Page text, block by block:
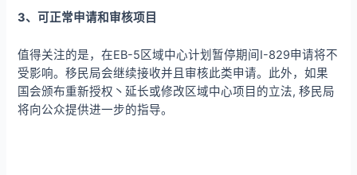
3、可正常申请和审核项目
值得关注的是，在EB-5区域中心计划暂停期间I-829申请将不
受影响。移民局会继续接收并且审核此类申请。此外，如果
国会颁布重新授权丶延长或修改区域中心项目的立法, 移民局
将向公众提供进一步的指导。